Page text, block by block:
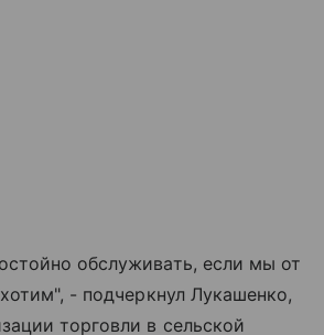
обслуживать, если мы от
- подчеркнул Лукашенко,
торговли в сельской